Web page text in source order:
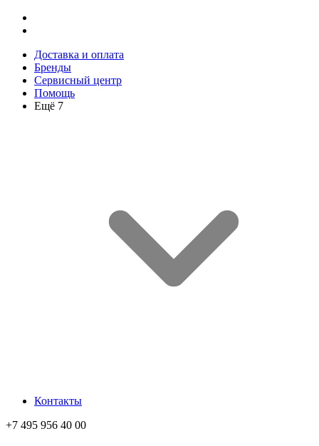
Доставка и оплата
Бренды
Сервисный центр
Помощь
Ещё 7
Контакты
+7 495 956 40 00